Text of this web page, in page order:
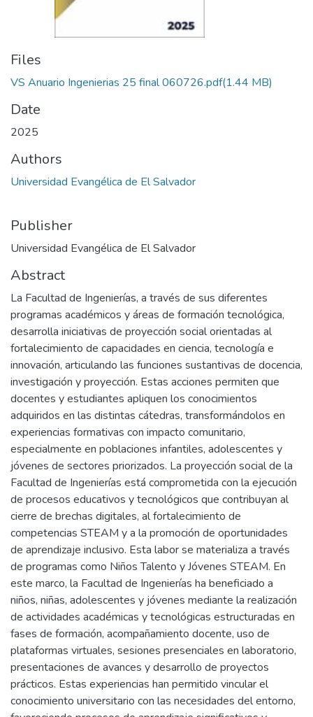
Files
VS Anuario Ingenierias 25 final 060726.pdf(1.44 MB)
Date
2025
Authors
Universidad Evangélica de El Salvador
Publisher
Universidad Evangélica de El Salvador
Abstract
La Facultad de Ingenierías, a través de sus diferentes
programas académicos y áreas de formación tecnológica,
desarrolla iniciativas de proyección social orientadas al
fortalecimiento de capacidades en ciencia, tecnología e
innovación, articulando las funciones sustantivas de docencia,
investigación y proyección. Estas acciones permiten que
docentes y estudiantes apliquen los conocimientos
adquiridos en las distintas cátedras, transformándolos en
experiencias formativas con impacto comunitario,
especialmente en poblaciones infantiles, adolescentes y
jóvenes de sectores priorizados. La proyección social de la
Facultad de Ingenierías está comprometida con la ejecución
de procesos educativos y tecnológicos que contribuyan al
cierre de brechas digitales, al fortalecimiento de
competencias STEAM y a la promoción de oportunidades
de aprendizaje inclusivo. Esta labor se materializa a través
de programas como Niños Talento y Jóvenes STEAM. En
este marco, la Facultad de Ingenierías ha beneficiado a
niños, niñas, adolescentes y jóvenes mediante la realización
de actividades académicas y tecnológicas estructuradas en
fases de formación, acompañamiento docente, uso de
plataformas virtuales, sesiones presenciales en laboratorio,
presentaciones de avances y desarrollo de proyectos
prácticos. Estas experiencias han permitido vincular el
conocimiento universitario con las necesidades del entorno,